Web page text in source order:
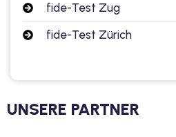
fide-Test Zug
fide-Test Zürich
UNSERE PARTNER